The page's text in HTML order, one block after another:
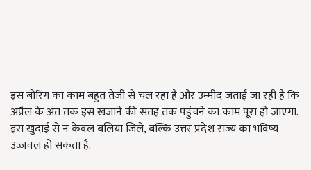
इस बोरिंग का काम बहुत तेजी से चल रहा है और उम्मीद जताई जा रही है कि
अप्रैल के अंत तक इस खजाने की सतह तक पहुंचने का काम पूरा हो जाएगा.
इस खुदाई से न केवल बलिया जिले, बल्कि उत्तर प्रदेश राज्य का भविष्य
उज्जवल हो सकता है.